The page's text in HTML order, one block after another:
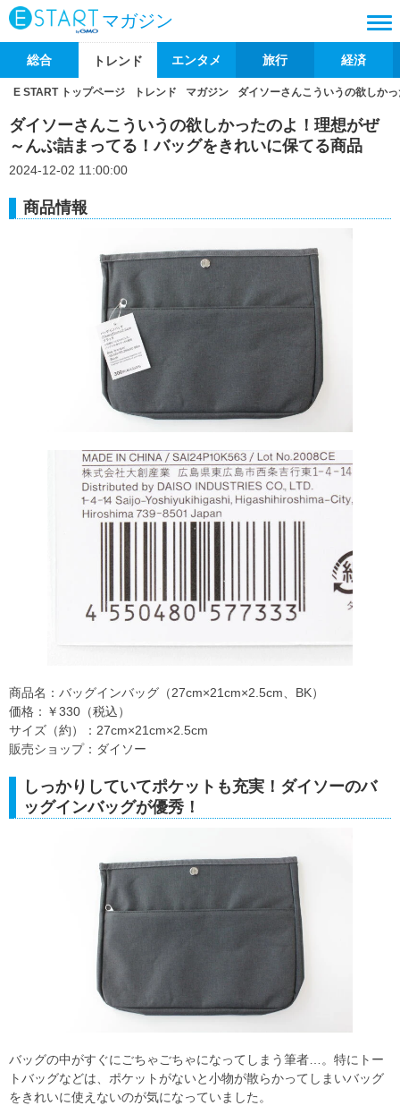
マガジン
総合 トレンド エンタメ 旅行 経済
E START トップページ トレンド マガジン ダイソーさんこういうの欲しか
ダイソーさんこういうの欲しかったのよ！理想がぜ
～んぶ詰まってる！バッグをきれいに保てる商品
2024-12-02 11:00:00
商品情報
商品名：バッグインバッグ（27cm×21cm×2.5cm、BK）
価格：￥330（税込）
サイズ（約）：27cm×21cm×2.5cm
販売ショップ：ダイソー
しっかりしていてポケットも充実！ダイソーのバ
ッグインバッグが優秀！
バッグの中がすぐにごちゃごちゃになってしまう筆者…。特にトー
トバッグなどは、ポケットがないと小物が散らかってしまいバッグ
をきれいに使えないのが気になっていました。